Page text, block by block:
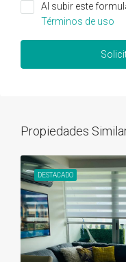
Al subir este
Términos de uso
Propiedades
DESTACADO